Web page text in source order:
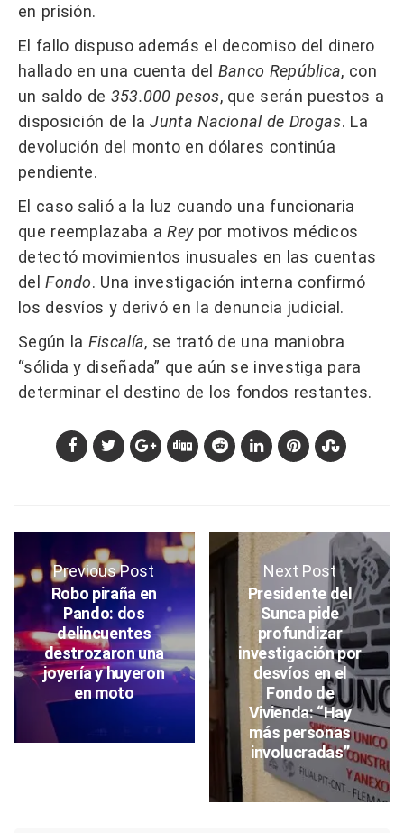
en prisión.
El fallo dispuso además el decomiso del dinero
hallado en una cuenta del Banco República, con
un saldo de 353.000 pesos, que serán puestos a
disposición de laJunta Nacional de Drogas. La
devolución del monto en dólares continúa
pendiente.
El caso salió a la luz cuando una funcionaria
que reemplazaba aReypor motivos médicos
detectó movimientos inusuales en las cuentas
delFondo. Una investigación interna confirmó
los desvíos y derivó en la denuncia judicial.
Según la Fiscalía, se trató de una maniobra
“sólida y diseñada” que aún se investiga para
determinar el destino de los fondos restantes.
Previous Post
Robo piraña en
Pando: dos
delincuentes
destrozaron una
joyería y huyeron
en moto
Next Post
Presidente del
Sunca pide
profundizar
investigación por
desvíos en el
Fondo de
Vivienda: “Hay
más personas
involucradas”